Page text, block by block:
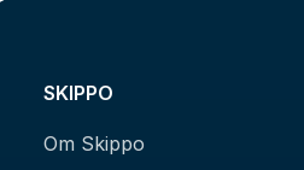
SKIPPO
Om Skippo